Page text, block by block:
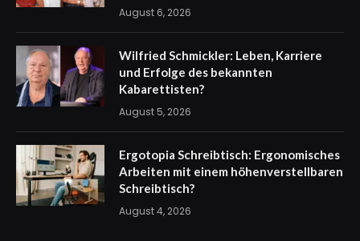
August 6, 2026
Wilfried Schmickler: Leben, Karriere
und Erfolge des bekannten
Kabarettisten?
August 5, 2026
Ergotopia Schreibtisch: Ergonomisches
Arbeiten mit einem höhenverstellbaren
Schreibtisch?
August 4, 2026